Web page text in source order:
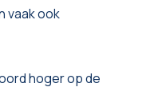
vaak ook
hoger op de